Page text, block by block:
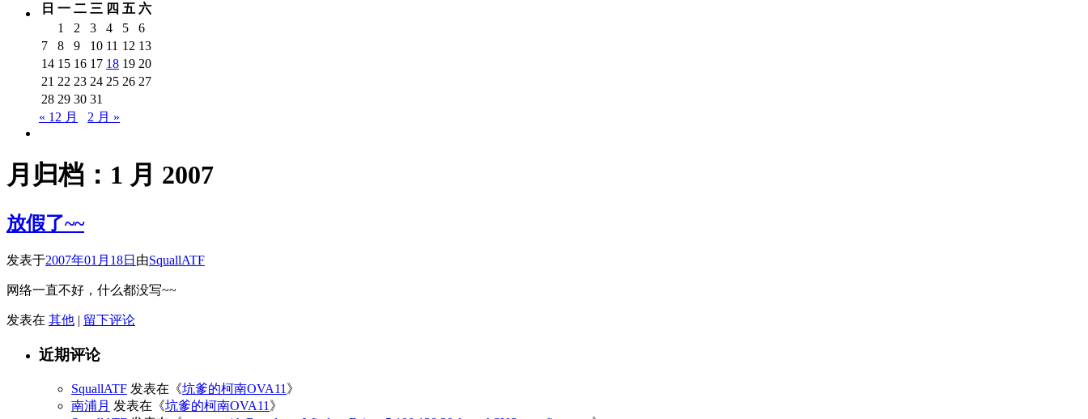
日 一 二 三 四 五 六
1
2 3 4 5
6
7
8 9 10 11 12 13
14 15 16 17 18 19 20
21 22 23 24 25 26 27
28 29 30 31
« 12 月
2 月 »
月归档： 1 月 2007
放假了~~
发表于2007年01月18日 由SquallATF
网络一直不好，什么都没写~~
发表在 其他 | 留下评论
近期评论
SquallATF 发表在《坑爹的柯南OVA11 》
南浦月 发表在《坑爹的柯南OVA11 》